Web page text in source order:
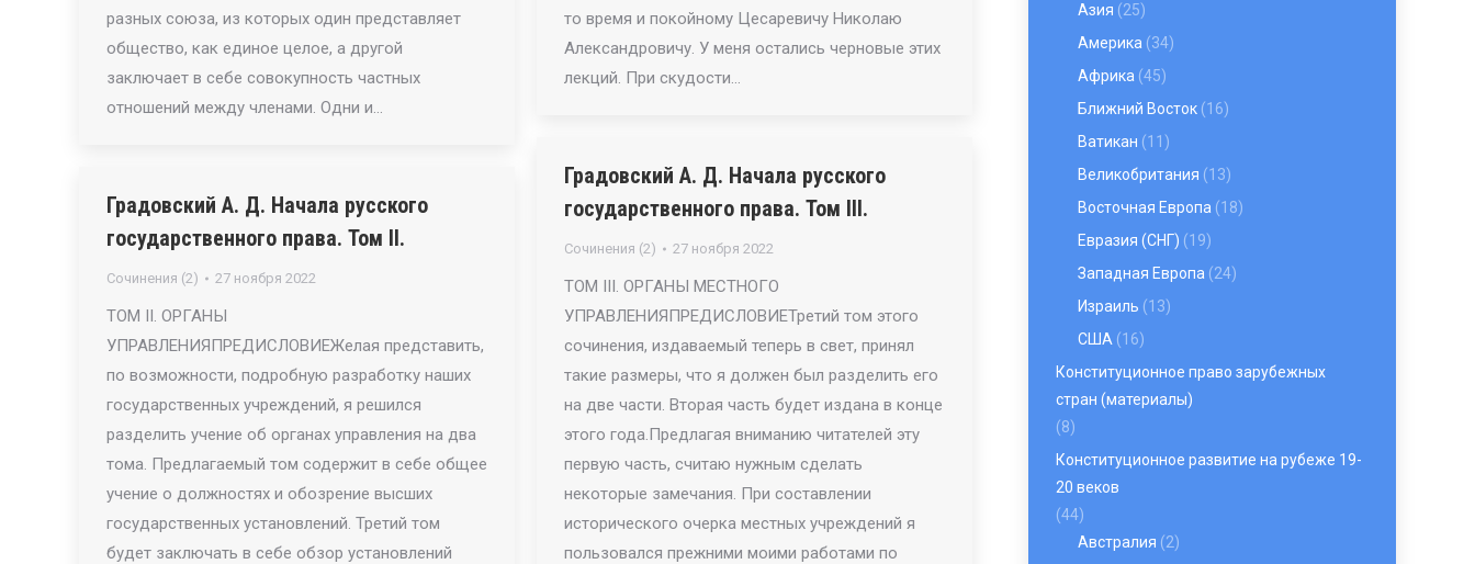
разных союза, из которых один представляет
общество, как единое целое, а другой
заключает в себе совокупность частных
отношений между членами. Одни и…
то время и покойному Цесаревичу Николаю
Александровичу. У меня остались черновые этих
лекций. При скудости…
Градовский А. Д. Начала русского
государственного права. Том III.
Сочинения (2) 27 ноября 2022
ТОМ III. ОРГАНЫ МЕСТНОГО
УПРАВЛЕНИЯПРЕДИСЛОВИЕТретий том этого
сочинения, издаваемый теперь в свет, принял
такие размеры, что я должен был разделить его
на две части. Вторая часть будет издана в конце
этого года.Предлагая вниманию читателей эту
первую часть, считаю нужным сделать
некоторые замечания. При составлении
исторического очерка местных учреждений я
пользовался прежними моими работами по
Градовский А. Д. Начала русского
государственного права. Том II.
Сочинения (2) 27 ноября 2022
ТОМ II. ОРГАНЫ
УПРАВЛЕНИЯПРЕДИСЛОВИЕЖелая представить,
по возможности, подробную разработку наших
государственных учреждений, я решился
разделить учение об органах управления на два
тома. Предлагаемый том содержит в себе общее
учение о должностях и обозрение высших
государственных установлений. Третий том
будет заключать в себе обзор установлений
Азия (25)
Америка (34)
Африка (45)
Ближний Восток (16)
Ватикан (11)
Великобритания (13)
Восточная Европа (18)
Евразия (СНГ) (19)
Западная Европа (24)
Израиль (13)
США (16)
Конституционное право зарубежных
стран (материалы)
(8)
Конституционное развитие на рубеже 19-
20 веков
(44)
Австралия (2)